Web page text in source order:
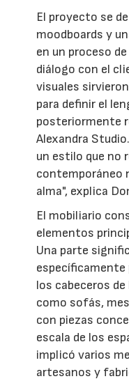
El proyecto se
moodboards y
en un proceso
diálogo con el
visuales
para definir el
posteriormente
Alexandra
un estilo que no
contemporáneo
alma", explica
El mobiliario
elementos
Una parte
específicamente
los cabeceros
como sofás,
con piezas
escala de los
implicó varios
artesanos y